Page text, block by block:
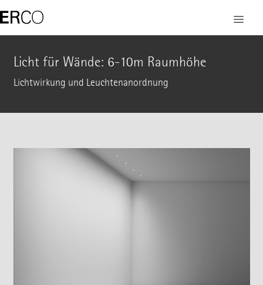
Licht für Wände: 6-10m Raumhöhe
Lichtwirkung und Leuchtenanordnung